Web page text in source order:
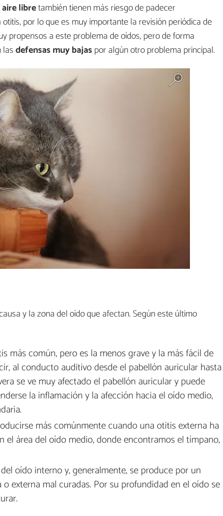
libretambién tienen más riesgo de padecer
por lo que es muy importante la revisión periódica de
propensos a este problema de oídos, pero de forma
lasdefensas muy bajas por algún otro problema principal.
y la zona del oído que afectan. Según este último
más común, pero es la menos grave y la más fácil de
al conducto auditivo desde el pabellón auricular hasta
se ve muy afectado el pabellón auricular y puede
la inflamación y la afección hacia el oído medio,
más comúnmente cuando una otitis externa ha
el área del oído medio, donde encontramos el tímpano,
oído interno y, generalmente, se produce por un
externa mal curadas. Por su profundidad en el oído se